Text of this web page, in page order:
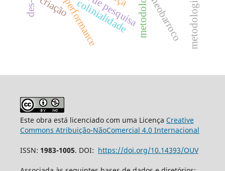
performance neobarroco
criação colinialidade
Este obra está licenciado com uma Licença Creative
Commons Atribuição-NãoComercial 4.0 Internacional
ISSN: 1983-1005. DOI: https://doi.org/10.14393/OUV